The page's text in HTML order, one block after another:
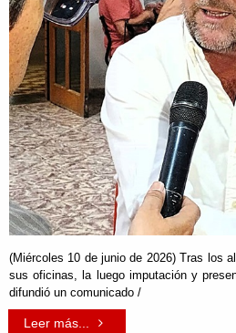
(Miércoles 10 de junio de 2026) Tras los
sus oficinas, la luego imputación y
difundió un comunicado /
Leer más...